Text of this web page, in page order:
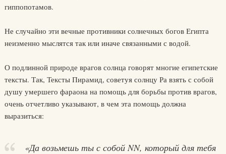
гиппопотамов.
Не случайно эти вечные противники солнечных богов Египта
неизменно мыслятся так или иначе связанными с водой.
О подлинной природе врагов солнца говорят многие египетские
тексты. Так, Тексты Пирамид, советуя солнцу Ра взять с собой
душу умершего фараона на помощь для борьбы против врагов,
очень отчетливо указывают, в чем эта помощь должна
выразиться:
«Да возьмешь ты с собой NN, который для тебя